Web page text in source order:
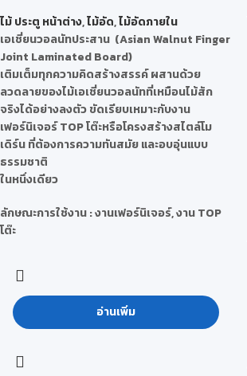
ไม้ ประตู หน้าต่าง,ไม้อัด,ไม้อัดภายใน
เอเชี่ยนวอลนัทประสาน (Asian Walnut Finger
Joint Laminated Board)
เติมเต็มทุกความคิดสร้างสรรค์ ผสานด้วย
ลวดลายของไม้เอเชี่ยนวอลนัทที่เหมือนไม้สัก
จริงได้อย่างลงตัว ขัดเรียบเหมาะกับงาน
เฟอร์นิเจอร์ TOP โต๊ะหรือโครงสร้างสไตล์โม
เดิร์น ที่ต้องการความทันสมัย และอบอุ่นแบบ
ธรรมชาติ
ในหนึ่งเดียว
ลักษณะการใช้งาน : งานเฟอร์นิเจอร์, งาน TOP
โต๊ะ
อ่านเพิ่ม